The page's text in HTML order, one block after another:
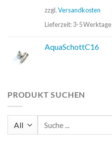
zzgl.Versandkosten
Lieferzeit:3-5 Werktage
AquaSchottC16
PRODUKT SUCHEN